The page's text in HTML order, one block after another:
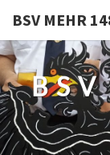
BSV MEHR